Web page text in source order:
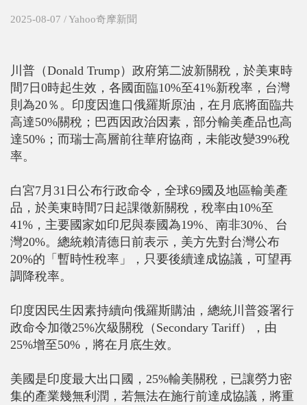
2025-08-07 / Yahoo奇摩新聞
川普（Donald Trump）政府第二波新關稅，於美東時
間7日0時起生效，各國面臨10%至41%新稅率，台灣
則為20％。印度因進口俄羅斯原油，在月底將面臨共
高達50%關稅；巴西因政治因素，部分輸美產品也高
達50%；而瑞士高層前往華府協商，未能改變39%稅
率。
白宮7月31日公布行政命令，全球69國及地區輸美產
品，於美東時間7日起課徵新關稅，稅率由10%至
41%，主要國家如印尼與泰國為19%、南非30%、台
灣20%。總統賴清德日前表示，美方先對台灣公布
20%的「暫時性稅率」，只要後續達成協議，可望再
調降稅率。
印度因民生因素持續向俄羅斯購油，總統川普簽署行
政命令加徵25%次級關稅（Secondary Tariff），由
25%增至50%，將在月底生效。
美國是印度最大出口國，25%輸美關稅，已讓勞力密
集的產業幾無利潤，若無法在施行前達成協議，將重